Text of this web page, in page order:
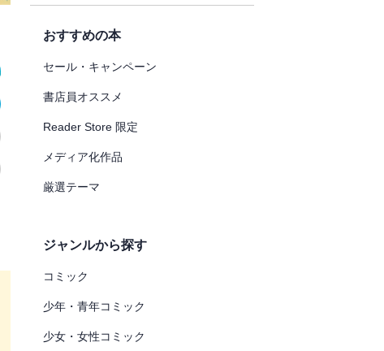
おすすめの本
セール・キャンペーン
書店員オススメ
Reader Store 限定
メディア化作品
厳選テーマ
ジャンルから探す
コミック
少年・青年コミック
少女・女性コミック